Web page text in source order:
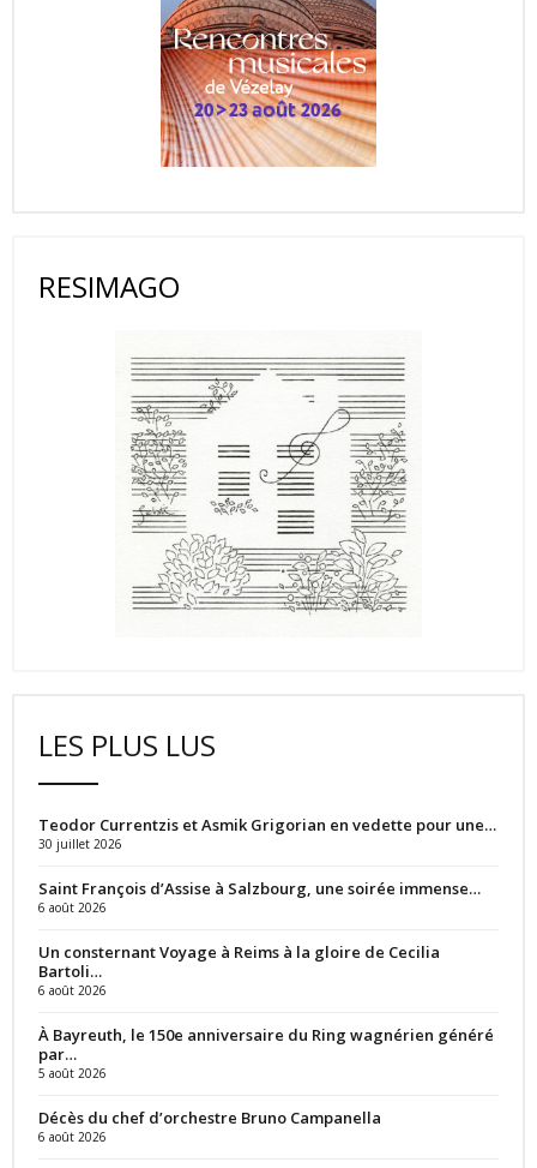
RESIMAGO
LES PLUS LUS
Teodor Currentzis et Asmik Grigorian en vedette pour une…
30 juillet 2026
Saint François d’Assise à Salzbourg, une soirée immense…
6 août 2026
Un consternant Voyage à Reims à la gloire de Cecilia
Bartoli…
6 août 2026
À Bayreuth, le 150e anniversaire du Ring wagnérien généré
par…
5 août 2026
Décès du chef d’orchestre Bruno Campanella
6 août 2026